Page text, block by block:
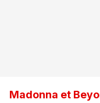
Madonna et